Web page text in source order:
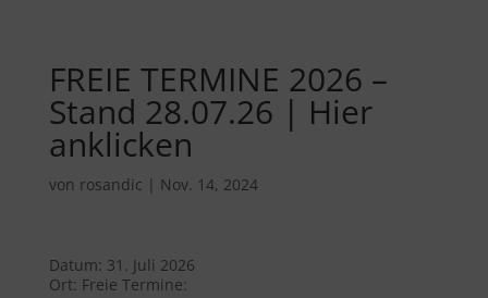
FREIE TERMINE 2026 –
Stand 28.07.26 | Hier
anklicken
von rosandic | Nov. 14, 2024
Datum: 31. Juli 2026
Ort: Freie Termine: